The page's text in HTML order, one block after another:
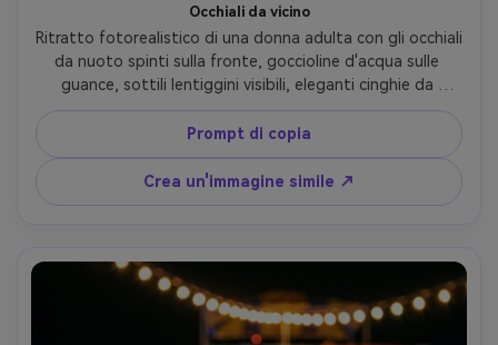
Occhiali da vicino
Ritratto fotorealistico di una donna adulta con gli occhiali
da nuoto spinti sulla fronte, goccioline d'acqua sulle
guance, sottili lentiggini visibili, eleganti cinghie da
costume da bagno nere, fontane sfocate dietro, morbida
illuminazione nuvolosa per la pelle uniforme, Canon EOS
R6 Mark II, 85mm f/1.4, cornice stretta per il viso, umore
amichevole e sicuro, pori naturali e micro dettagli, riflessi
accurati nelle goccioline, gradazione dei colori pulita,
Prompt di copia
Crea un'immagine simile ↗